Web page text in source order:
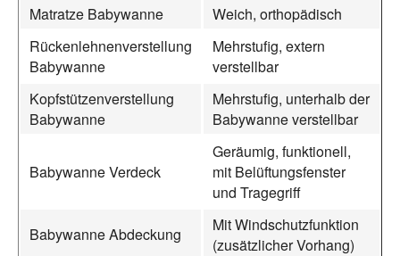
Matratze Babywanne
Weich, orthopädisch
Rückenlehnenverstellung
Babywanne
Mehrstufig, extern
verstellbar
Kopfstützenverstellung
Babywanne
Mehrstufig, unterhalb der
Babywanne verstellbar
Babywanne Verdeck
Geräumig, funktionell,
mit Belüftungsfenster
und Tragegriff
Babywanne Abdeckung
Mit Windschutzfunktion
(zusätzlicher Vorhang)